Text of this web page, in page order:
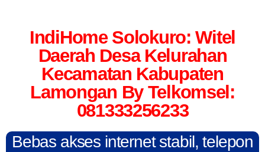
IndiHome Solokuro: Witel
Daerah Desa Kelurahan
Kecamatan Kabupaten
Lamongan By Telkomsel:
081333256233
Bebas akses internet stabil, telepon